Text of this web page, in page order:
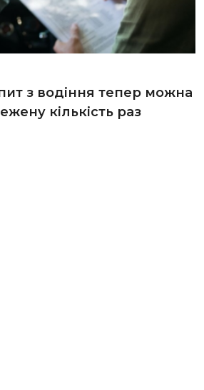
з водіння тепер можна
кількість раз